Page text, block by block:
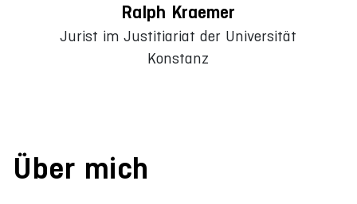
Ralph Kraemer
Jurist im Justitiariat der Universität
Konstanz
Über mich